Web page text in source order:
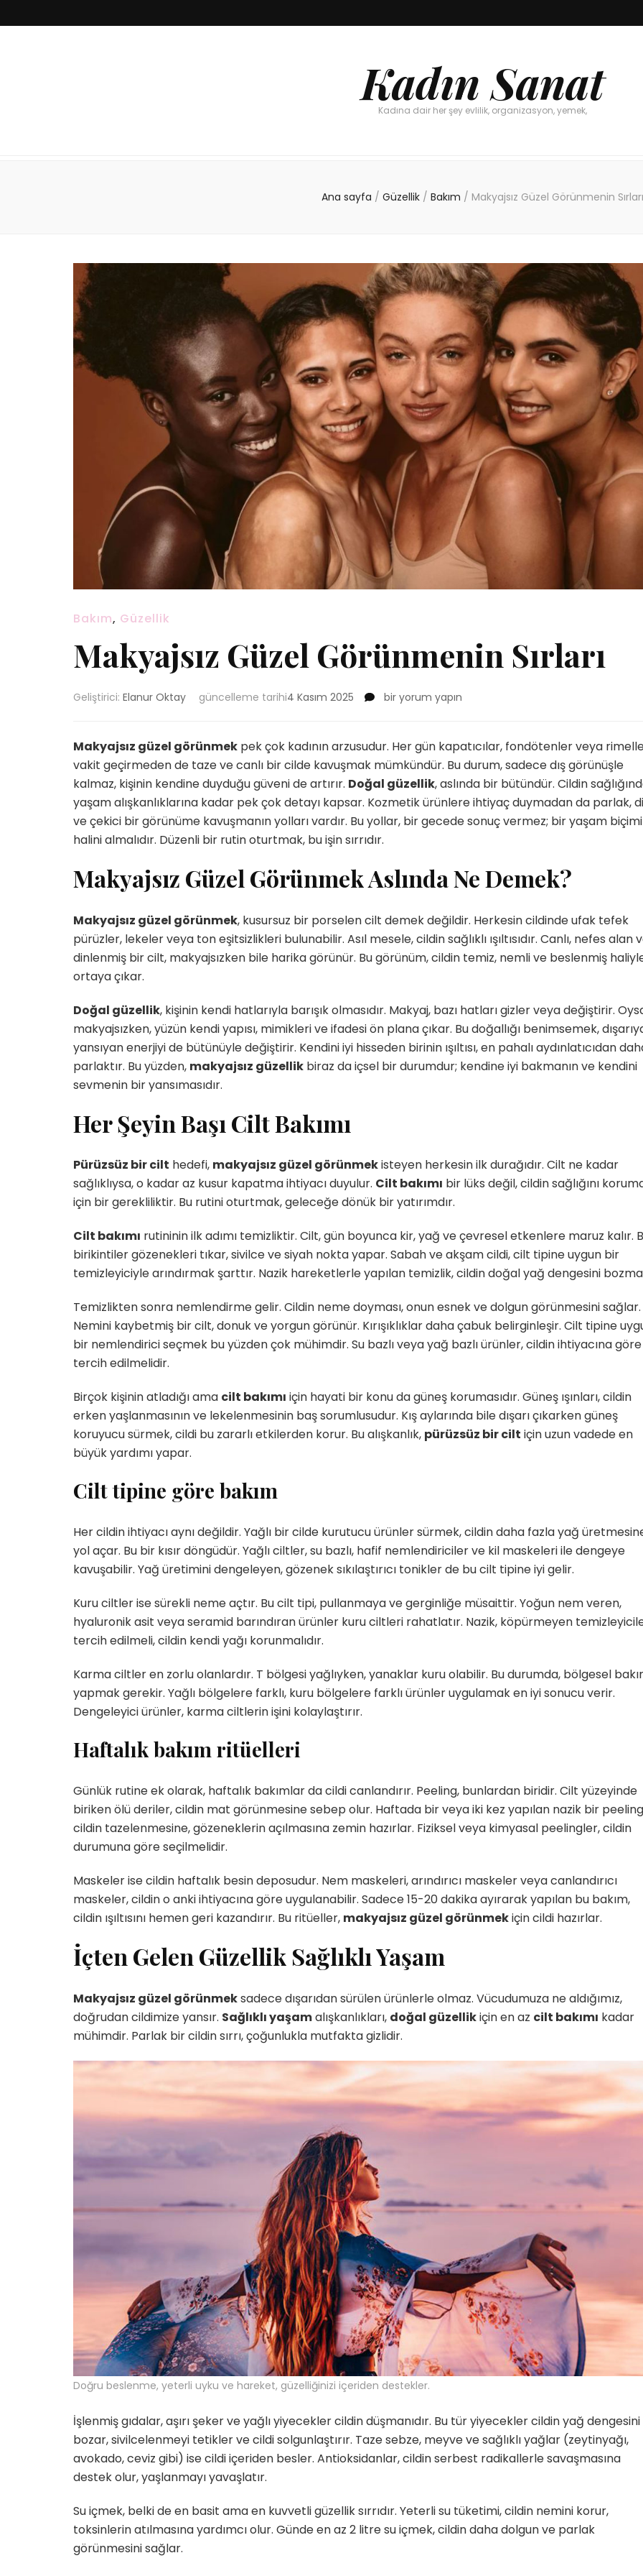
Kadın Sanat
Kadına dair her şey evlilik, organizasyon, yemek,
Ana sayfa / Güzellik / Bakım / Makyajsız Güzel Görünmenin Sırları
Bakım, Güzellik
Makyajsız Güzel Görünmenin Sırları
Geliştirici: Elanur Oktay güncelleme tarihi4 Kasım 2025
Makyajsız
Sırları
için
bir yorum yapın
Makyajsız güzel görünmek pek çok kadının arzusudur. Her gün kapatıcılar, fondötenler veya
vakit geçirmeden de taze ve canlı bir cilde kavuşmak mümkündür. Bu durum, sadece dış görünüşle
kalmaz, kişinin kendine duyduğu güveni de artırır. Doğal güzellik, aslında bir bütündür. Cildin
yaşam alışkanlıklarına kadar pek çok detayı kapsar. Kozmetik ürünlere ihtiyaç duymadan da parlak,
ve çekici bir görünüme kavuşmanın yolları vardır. Bu yollar, bir gecede sonuç vermez; bir yaşam biçimi
halini almalıdır. Düzenli bir rutin oturtmak, bu işin sırrıdır.
Makyajsız Güzel Görünmek Aslında Ne Demek?
Makyajsız güzel görünmek, kusursuz bir porselen cilt demek değildir. Herkesin cildinde ufak tefek
pürüzler, lekeler veya ton eşitsizlikleri bulunabilir. Asıl mesele, cildin sağlıklı ışıltısıdır. Canlı, nefes alan
dinlenmiş bir cilt, makyajsızken bile harika görünür. Bu görünüm, cildin temiz, nemli ve beslenmiş
ortaya çıkar.
Doğal güzellik, kişinin kendi hatlarıyla barışık olmasıdır. Makyaj, bazı hatları gizler veya değiştirir.
makyajsızken, yüzün kendi yapısı, mimikleri ve ifadesi ön plana çıkar. Bu doğallığı benimsemek,
yansıyan enerjiyi de bütünüyle değiştirir. Kendini iyi hisseden birinin ışıltısı, en pahalı aydınlatıcıdan
parlaktır. Bu yüzden, makyajsız güzellik biraz da içsel bir durumdur; kendine iyi bakmanın ve kendini
sevmenin bir yansımasıdır.
Her Şeyin Başı Cilt Bakımı
Pürüzsüz bir cilt hedefi, makyajsız güzel görünmekisteyen herkesin ilk durağıdır. Cilt ne kadar
sağlıklıysa, o kadar az kusur kapatma ihtiyacı duyulur. Cilt bakımı bir lüks değil, cildin sağlığını
için bir gerekliliktir. Bu rutini oturtmak, geleceğe dönük bir yatırımdır.
Cilt bakımı rutininin ilk adımı temizliktir. Cilt, gün boyunca kir, yağ ve çevresel etkenlere maruz kalır.
birikintiler gözenekleri tıkar, sivilce ve siyah nokta yapar. Sabah ve akşam cildi, cilt tipine uygun bir
temizleyiciyle arındırmak şarttır. Nazik hareketlerle yapılan temizlik, cildin doğal yağ dengesini
Temizlikten sonra nemlendirme gelir. Cildin neme doyması, onun esnek ve dolgun görünmesini sağlar.
Nemini kaybetmiş bir cilt, donuk ve yorgun görünür. Kırışıklıklar daha çabuk belirginleşir. Cilt tipine
bir nemlendirici seçmek bu yüzden çok mühimdir. Su bazlı veya yağ bazlı ürünler, cildin ihtiyacına göre
tercih edilmelidir.
Birçok kişinin atladığı ama cilt bakımı için hayati bir konu da güneş korumasıdır. Güneş ışınları, cildin
erken yaşlanmasının ve lekelenmesinin baş sorumlusudur. Kış aylarında bile dışarı çıkarken güneş
koruyucu sürmek, cildi bu zararlı etkilerden korur. Bu alışkanlık, pürüzsüz bir cilt için uzun vadede en
büyük yardımı yapar.
Cilt tipine göre bakım
Her cildin ihtiyacı aynı değildir. Yağlı bir cilde kurutucu ürünler sürmek, cildin daha fazla yağ
yol açar. Bu bir kısır döngüdür. Yağlı ciltler, su bazlı, hafif nemlendiriciler ve kil maskeleri ile dengeye
kavuşabilir. Yağ üretimini dengeleyen, gözenek sıkılaştırıcı tonikler de bu cilt tipine iyi gelir.
Kuru ciltler ise sürekli neme açtır. Bu cilt tipi, pullanmaya ve gerginliğe müsaittir. Yoğun nem veren,
hyaluronik asit veya seramid barındıran ürünler kuru ciltleri rahatlatır. Nazik, köpürmeyen
tercih edilmeli, cildin kendi yağı korunmalıdır.
Karma ciltler en zorlu olanlardır. T bölgesi yağlıyken, yanaklar kuru olabilir. Bu durumda, bölgesel
yapmak gerekir. Yağlı bölgelere farklı, kuru bölgelere farklı ürünler uygulamak en iyi sonucu verir.
Dengeleyici ürünler, karma ciltlerin işini kolaylaştırır.
Haftalık bakım ritüelleri
Günlük rutine ek olarak, haftalık bakımlar da cildi canlandırır. Peeling, bunlardan biridir. Cilt yüzeyinde
biriken ölü deriler, cildin mat görünmesine sebep olur. Haftada bir veya iki kez yapılan nazik bir
cildin tazelenmesine, gözeneklerin açılmasına zemin hazırlar. Fiziksel veya kimyasal peelingler, cildin
durumuna göre seçilmelidir.
Maskeler ise cildin haftalık besin deposudur. Nem maskeleri, arındırıcı maskeler veya canlandırıcı
maskeler, cildin o anki ihtiyacına göre uygulanabilir. Sadece 15-20 dakika ayırarak yapılan bu bakım,
cildin ışıltısını hemen geri kazandırır. Bu ritüeller, makyajsız güzel görünmekiçin cildi hazırlar.
İçten Gelen Güzellik Sağlıklı Yaşam
Makyajsız güzel görünmeksadece dışarıdan sürülen ürünlerle olmaz. Vücudumuza ne aldığımız,
doğrudan cildimize yansır. Sağlıklı yaşamalışkanlıkları, doğal güzellikiçin en az cilt bakımı kadar
mühimdir. Parlak bir cildin sırrı, çoğunlukla mutfakta gizlidir.
Doğru beslenme, yeterli uyku ve hareket, güzelliğinizi içeriden destekler.
İşlenmiş gıdalar, aşırı şeker ve yağlı yiyecekler cildin düşmanıdır. Bu tür yiyecekler cildin yağ dengesini
bozar, sivilcelenmeyi tetikler ve cildi solgunlaştırır. Taze sebze, meyve ve sağlıklı yağlar (zeytinyağı,
avokado, ceviz gibi) ise cildi içeriden besler. Antioksidanlar, cildin serbest radikallerle savaşmasına
destek olur, yaşlanmayı yavaşlatır.
Su içmek, belki de en basit ama en kuvvetli güzellik sırrıdır. Yeterli su tüketimi, cildin nemini korur,
toksinlerin atılmasına yardımcı olur. Günde en az 2 litre su içmek, cildin daha dolgun ve parlak
görünmesini sağlar.
Kadınlar
Organizasyon
Yetenekli Kadınlar
@nilatasarimatolyesi, Yetenekli
Kadınlar
Yetenekli Kadınlar
Yetenekli Kadınlar
Sahibi, Girişimci,
Kadınlar